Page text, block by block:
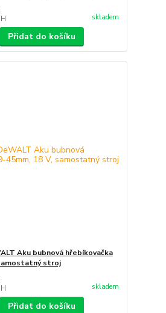
skladem
Přidat do košíku
Aku bubnová hřebíkovačka
stroj
skladem
Přidat do košíku